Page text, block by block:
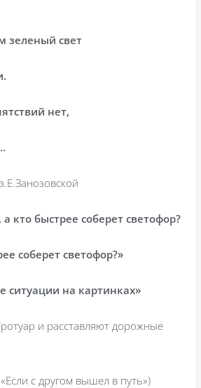
зеленый свет
нет,
а кто быстрее соберет светофор?
соберет светофор?»
ситуации на картинках»
и расставляют дорожные
с другом вышел в путь»)